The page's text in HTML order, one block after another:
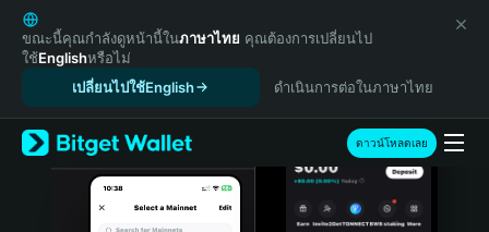
English
日本語
Tiếng Việt
Español (Latinoamérica)
Türkçe
Italiano
ขณะนี้คุณกำลังดูหน้านี้ในภาษาไทย คุณต้องการเปลี่ยนไป
ใช้Englishหรือไม่
เปลี่ยนไปใช้English
ดำเนินการต่อในภาษาไทย
ดาวน์โหลดเลย